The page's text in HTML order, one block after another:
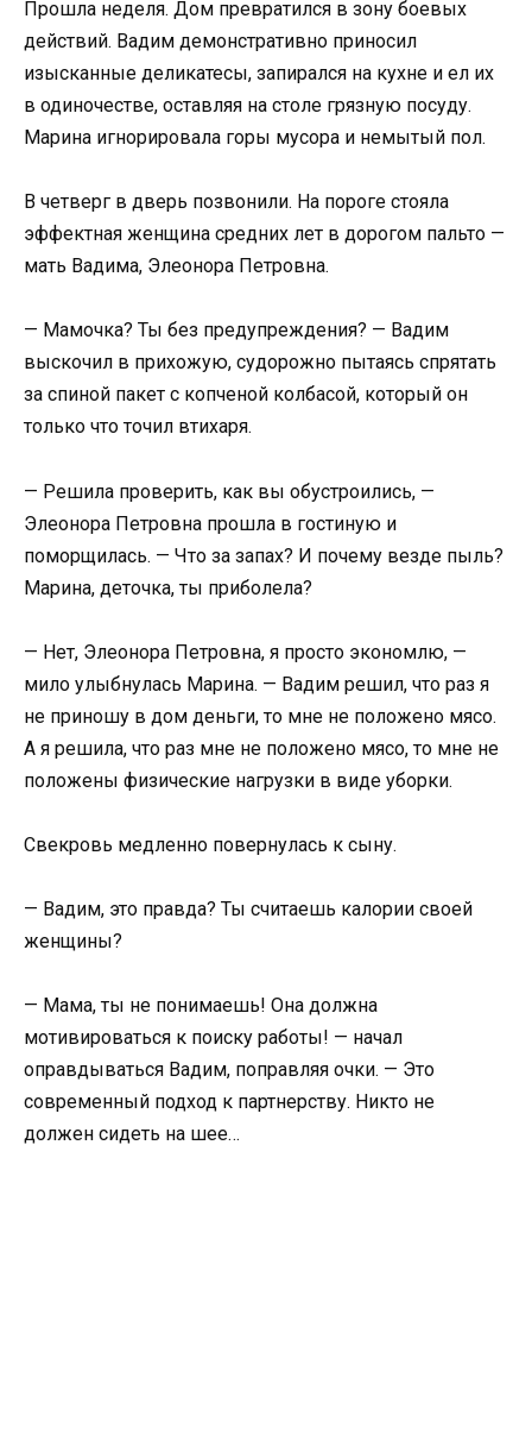
Прошла неделя. Дом превратился в зону боевых
действий. Вадим демонстративно приносил
изысканные деликатесы, запирался на кухне и ел их
в одиночестве, оставляя на столе грязную посуду.
Марина игнорировала горы мусора и немытый пол.
В четверг в дверь позвонили. На пороге стояла
эффектная женщина средних лет в дорогом пальто —
мать Вадима, Элеонора Петровна.
— Мамочка? Ты без предупреждения? — Вадим
выскочил в прихожую, судорожно пытаясь спрятать
за спиной пакет с копченой колбасой, который он
только что точил втихаря.
— Решила проверить, как вы обустроились, —
Элеонора Петровна прошла в гостиную и
поморщилась. — Что за запах? И почему везде пыль?
Марина, деточка, ты приболела?
— Нет, Элеонора Петровна, я просто экономлю, —
мило улыбнулась Марина. — Вадим решил, что раз я
не приношу в дом деньги, то мне не положено мясо.
А я решила, что раз мне не положено мясо, то мне не
положены физические нагрузки в виде уборки.
Свекровь медленно повернулась к сыну.
— Вадим, это правда? Ты считаешь калории своей
женщины?
— Мама, ты не понимаешь! Она должна
мотивироваться к поиску работы! — начал
оправдываться Вадим, поправляя очки. — Это
современный подход к партнерству. Никто не
должен сидеть на шее…